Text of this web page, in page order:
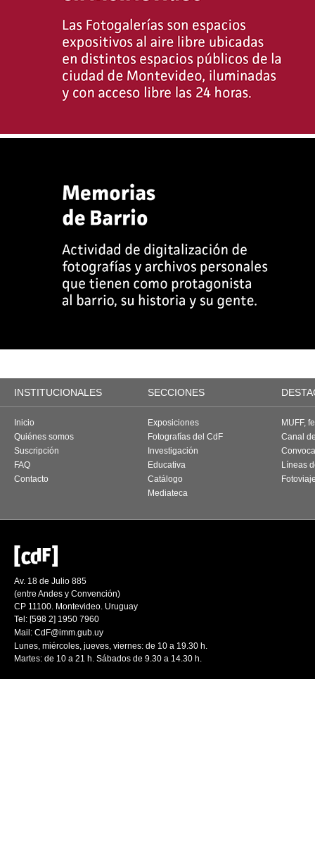
INSTITUCIONALES SECCIONES
Inicio
Quiénes somos
Suscripción
FAQ
Contacto
Exposiciones
Fotografías del CdF
Investigación
Educativa
Catálogo
Mediateca
MUFF,
Canal
Líneas
Av. 18 de Julio 885
(entre Andes y Convención)
CP 11100. Montevideo. Uruguay
Tel: [598 2] 1950 7960
Mail: CdF@imm.gub.uy
Lunes, miércoles, jueves, viernes: de 10 a 19.30 h.
Martes: de 10 a 21 h. Sábados de 9.30 a 14.30 h.